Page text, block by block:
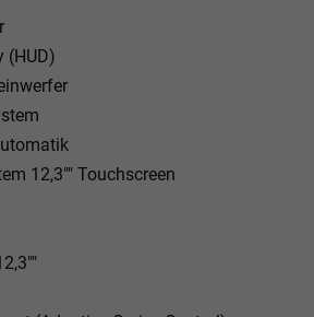
(HUD)
12,3"" Touchscreen